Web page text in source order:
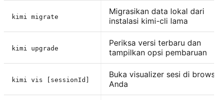
kimi migrate
Migrasikan data lokal dari
instalasi kimi-cli lama
kimi upgrade
Periksa versi terbaru dan
tampilkan opsi pembaruan
kimi vis [sessionId]
Buka visualizer sesi di
Anda